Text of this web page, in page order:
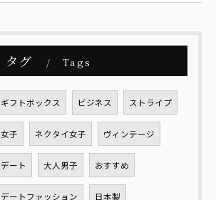
タグ Tags
ギフトボックス ビジネス ストライプ
女子 ネクタイ女子 ヴィンテージ
デート 大人男子 おすすめ
デートファッション 日本製